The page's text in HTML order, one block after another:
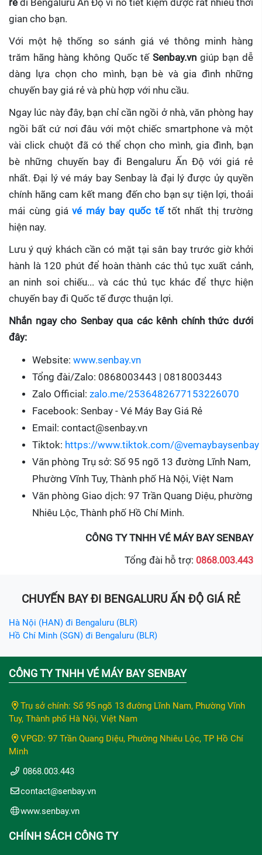
rẻđi Bengaluru Ấn Độ vì nó tiết kiệm được rất nhiều thời
gian cho bạn.
Với một hệ thống so sánh giá vé thông minh hàng
trăm hãng hàng không Quốc tế Senbay.vn giúp bạn dễ
dàng lựa chọn cho mình, bạn bè và gia đình những
chuyến bay giá rẻ và phù hợp với nhu cầu.
Ngay lúc này đây, bạn chỉ cần ngồi ở nhà, văn phòng hay
ngồi bất cứ nơi đâu với một chiếc smartphone và một
vài click chuột đã có thể chọn cho mình, gia đình, bạn
bè những chuyến bay đi Bengaluru Ấn Độ với giá rẻ
nhất. Đại lý vé máy bay Senbay là đại lý được ủy quyền
chính hãng cam kết mang đến cho bạn sự tiện lợi, thoải
mái cùng giávé máy bay quốc tế tốt nhất thị trường
hiện nay.
Lưu ý quý khách cần có mặt tại sân bay trước giờ khởi
hành là 120 phút để hoàn thành các thủ tục xuất cảnh,
an ninh soi chiếu... và các thủ tục khác để thực hiện
chuyến bay đi Quốc tế được thuận lợi.
Nhắn ngay cho Senbay qua các kênh chính thức dưới
đây:
Website: www.senbay.vn
Tổng đài/Zalo: 0868003443 | 0818003443
Zalo Official: zalo.me/2536482677153226070
Facebook: Senbay - Vé Máy Bay Giá Rẻ
Email: contact@senbay.vn
Tiktok: https://www.tiktok.com/@vemaybaysenbay
Văn phòng Trụ sở: Số 95 ngõ 13 đường Lĩnh Nam,
Phường Vĩnh Tuy, Thành phố Hà Nội, Việt Nam
Văn phòng Giao dịch: 97 Trần Quang Diệu, phường
Nhiêu Lộc, Thành phố Hồ Chí Minh.
CÔNG TY TNHH VÉ MÁY BAY SENBAY
Tổng đài hỗ trợ: 0868.003.443
CHUYẾN BAY ĐI BENGALURU ẤN ĐỘ GIÁ RẺ
Hà Nội (HAN) đi Bengaluru (BLR)
Hồ Chí Minh (SGN) đi Bengaluru (BLR)
CÔNG TY TNHH VÉ MÁY BAY SENBAY
Trụ sở chính: Số 95 ngõ 13 đường Lĩnh Nam, Phường Vĩnh
Tuy, Thành phố Hà Nội, Việt Nam
VPGD: 97 Trần Quang Diệu, Phường Nhiêu Lộc, TP Hồ Chí
Minh
0868.003.443
contact@senbay.vn
www.senbay.vn
CHÍNH SÁCH CÔNG TY